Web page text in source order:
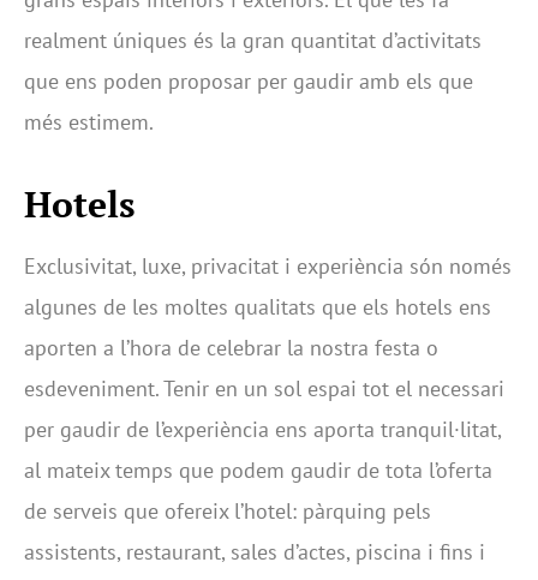
realment úniques és la gran quantitat d’activitats
que ens poden proposar per gaudir amb els que
més estimem.
Hotels
Exclusivitat, luxe, privacitat i experiència són només
algunes de les moltes qualitats que els hotels ens
aporten a l’hora de celebrar la nostra festa o
esdeveniment. Tenir en un sol espai tot el necessari
per gaudir de l’experiència ens aporta tranquil·litat,
al mateix temps que podem gaudir de tota l’oferta
de serveis que ofereix l’hotel: pàrquing pels
assistents, restaurant, sales d’actes, piscina i fins i